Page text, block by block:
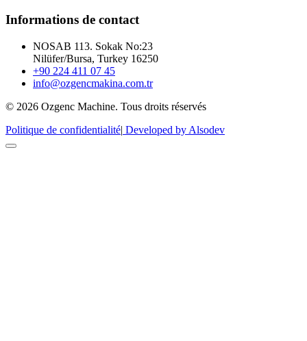
Informations de contact
NOSAB 113. Sokak No:23
Nilüfer/Bursa, Turkey 16250
+90 224 411 07 45
info@ozgencmakina.com.tr
© 2026 Ozgenc Machine. Tous droits réservés
Politique de confidentialité| Developed by Alsodev